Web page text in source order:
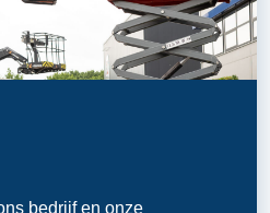
bedrijf en onze